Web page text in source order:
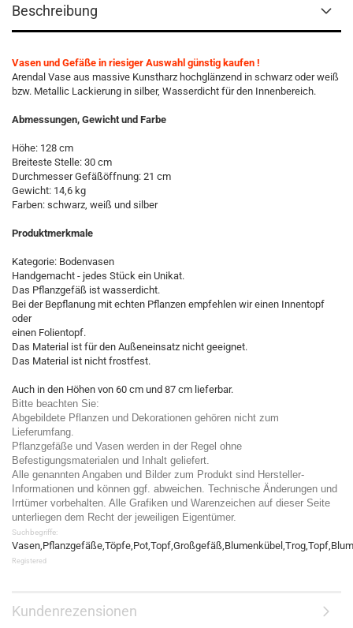
Beschreibung
Vasen und Gefäße in riesiger Auswahl günstig kaufen !
Arendal Vase aus massive Kunstharz hochglänzend in schwarz oder weiß
bzw. Metallic Lackierung in silber, Wasserdicht für den Innenbereich.
Abmessungen, Gewicht und Farbe
Höhe: 128 cm
Breiteste Stelle: 30 cm
Durchmesser Gefäßöffnung: 21 cm
Gewicht: 14,6 kg
Farben: schwarz, weiß und silber
Produktmerkmale
Kategorie: Bodenvasen
Handgemacht - jedes Stück ein Unikat.
Das Pflanzgefäß ist wasserdicht.
Bei der Bepflanung mit echten Pflanzen empfehlen wir einen Innentopf
oder
einen Folientopf.
Das Material ist für den Außeneinsatz nicht geeignet.
Das Material ist nicht frostfest.
Auch in den Höhen von 60 cm und 87 cm lieferbar.
Bitte beachten Sie:
Abgebildete Pflanzen und Dekorationen gehören nicht zum
Lieferumfang.
Pflanzgefäße und Vasen werden in der Regel ohne
Befestigungsmaterialen und Inhalt geliefert.
Alle genannten Angaben und Bilder zum Produkt sind Hersteller-
Informationen und können ggf. abweichen. Technische Änderungen und
Irrtümer vorbehalten. Alle Grafiken und Warenzeichen auf dieser Seite
unterliegen dem Recht der jeweiligen Eigentümer.
Suchbegriffe:
Registered
Kundenrezensionen